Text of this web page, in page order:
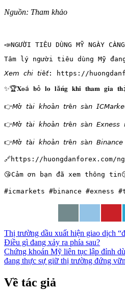
Nguồn: Tham khảo
📣NGƯỜI TIÊU DÙNG MỸ NGÀY
Tâm lý người tiêu dùng Mỹ
𝘟𝘦𝘮 𝘤𝘩𝘪 𝘵𝘪ế𝘵: https://
✨🏆𝐗𝐨á 𝐛ỏ 𝐥𝐨 𝐥ắ𝐧𝐠 𝐤𝐡𝐢 𝐭𝐡𝐚𝐦 𝐠𝐢𝐚
👉𝘔ở 𝘵à𝘪 𝘬𝘩𝘰ả𝘯 𝘵𝘳ê𝘯 𝘴à𝘯
👉𝘔ở 𝘵à𝘪 𝘬𝘩𝘰ả𝘯 𝘵𝘳ê𝘯 𝘴à𝘯
👉𝘔ở 𝘵à𝘪 𝘬𝘩𝘰ả𝘯 𝘵𝘳ê𝘯 𝘴à𝘯
🔗https://huongdanforex.com/
😘Cảm ơn bạn đã xem thông
#icmarkets #binance
bài
viết
Thị trường dầu xuất hiện giao dịch
Điều gì đang xảy ra phía sau?
Chứng khoán Mỹ liên tục lập đỉnh
đang thực sự giữ thị trường đứng
Về tác giả